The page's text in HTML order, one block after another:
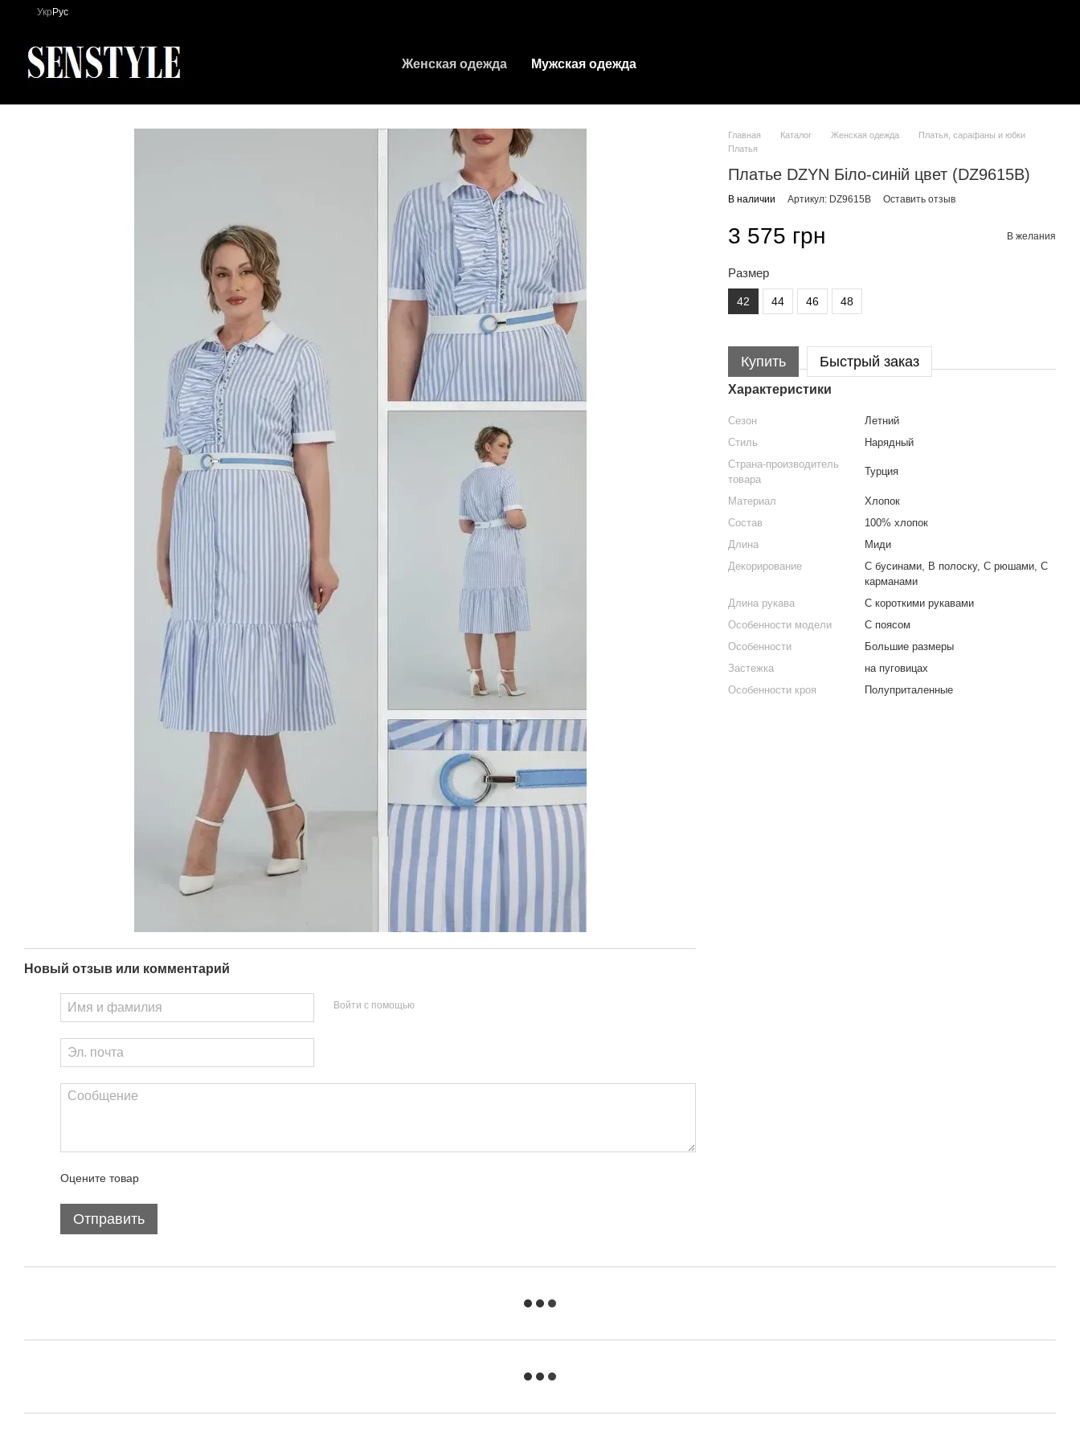
Перейти к основному контенту
Укр Рус
Женская одежда Мужская одежда
Новый отзыв или комментарий
Войти с помощью
Оцените товар
Отправить
Главная Каталог Женская одежда
Платья, сарафаны и юбки
Платья
Платье DZYN Біло-синій цвет (DZ9615B)
В наличии Артикул: DZ9615B Оставить отзыв
3 575 грн В желания
Размер
42 44 46 48
Купить Быстрый заказ
Характеристики
Сезон
Летний
Стиль
Нарядный
Страна-производитель
товара
Турция
Материал
Хлопок
Состав
100% хлопок
Длина
Миди
Декорирование
С бусинами, В полоску, С рюшами, С
карманами
Длина рукава
С короткими рукавами
Особенности модели
С поясом
Особенности
Большие размеры
Застежка
на пуговицах
Особенности кроя
Полуприталенные